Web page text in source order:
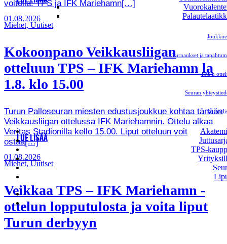
Turnaukset ja
TPS:n
Seuran
In
TPS-
voitolla. TPS ja IFK Mariehamn[…]
01.08.2026
Miehet, Uutiset
Kokoonpano Veikkausliigan
otteluun TPS – IFK Mariehamn la
1.8. klo 15.00
Turun Palloseuran miesten edustusjoukkue kohtaa tänään
Veikkausliigan ottelussa IFK Mariehamnin. Ottelu alkaa
Veritas Stadionilla kello 15.00. Liput otteluun voit
ostaa[…]
LUE LISÄÄ
01.08.2026
Miehet, Uutiset
Veikkaa TPS – IFK Mariehamn -
ottelun lopputulosta ja voita liput
Turun derbyyn